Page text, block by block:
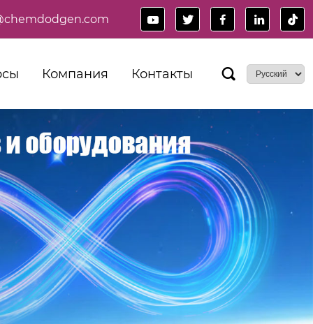
    
Компания Контакты 